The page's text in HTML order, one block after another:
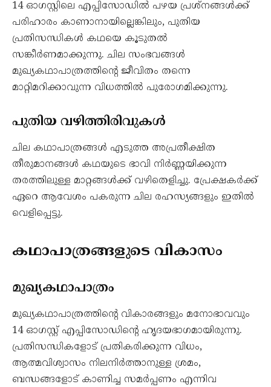
14 ഓഗസ്റ്റിലെ എപ്പിസോഡിൽ പഴയ പ്രശ്നങ്ങൾക്ക്
പരിഹാരം കാണാനായില്ലെങ്കിലും, പുതിയ
പ്രതിസന്ധികൾ കഥയെ കൂടുതൽ
സങ്കീർണമാക്കുന്നു. ചില സംഭവങ്ങൾ
മുഖ്യകഥാപാത്രത്തിന്റെ ജീവിതം തന്നെ
മാറ്റിമറിക്കാവുന്ന വിധത്തിൽ പുരോഗമിക്കുന്നു.
പുതിയ വഴിത്തിരിവുകൾ
ചില കഥാപാത്രങ്ങൾ എടുത്ത അപ്രതീക്ഷിത
തീരുമാനങ്ങൾ കഥയുടെ ഭാവി നിർണ്ണയിക്കുന്ന
തരത്തിലുള്ള മാറ്റങ്ങൾക്ക് വഴിതെളിച്ചു. പ്രേക്ഷകർക്ക്
ഏറെ ആവേശം പകരുന്ന ചില രഹസ്യങ്ങളും ഇതിൽ
വെളിപ്പെട്ടു.
കഥാപാത്രങ്ങളുടെ വികാസം
മുഖ്യകഥാപാത്രം
മുഖ്യകഥാപാത്രത്തിന്റെ വികാരങ്ങളും മനോഭാവവും
14 ഓഗസ്റ്റ് എപ്പിസോഡിന്റെ ഹൃദയഭാഗമായിരുന്നു.
പ്രതിസന്ധികളോട് പ്രതികരിക്കുന്ന വിധം,
ആത്മവിശ്വാസം നിലനിർത്താനുള്ള ശ്രമം,
ബന്ധങ്ങളോട് കാണിച്ച സമർപ്പണം എന്നിവ